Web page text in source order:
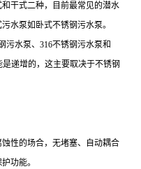
干式二种，目前最常见的潜水
水泵如卧式不锈钢污水泵。
污水泵、316不锈钢污水泵和
递增的，这主要取决于不锈钢
性的场合，无堵塞、自动耦合
功能。